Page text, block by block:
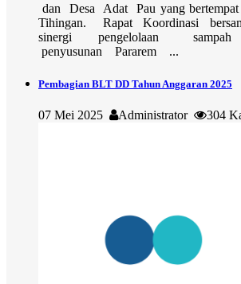
dan Desa Adat Pau yang bertempat
Tihingan. Rapat Koordinasi
sinergi pengelolaan
penyusunan Pararem ...
Pembagian BLT DD Tahun Anggaran 2025
07 Mei 2025 Administrator 304